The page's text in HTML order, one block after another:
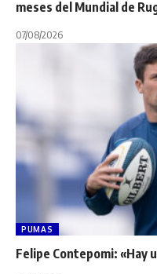
meses del Mundial de
07/08/2026
PUMAS
Felipe Contepomi: «Hay